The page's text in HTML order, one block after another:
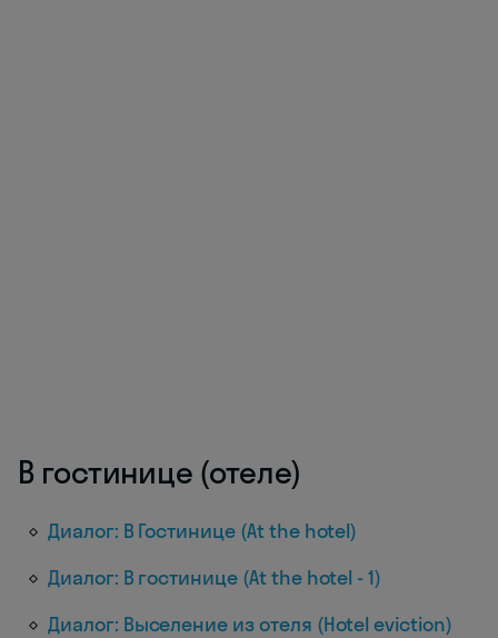
В гостинице (отеле)
Диалог: В Гостинице (At the hotel)
Диалог: В гостинице (At the hotel - 1)
Диалог: Выселение из отеля (Hotel eviction)